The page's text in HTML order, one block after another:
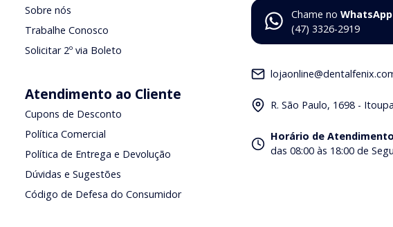
Sobre nós
Trabalhe Conosco
Solicitar 2º via Boleto
Atendimento ao Cliente
Cupons de Desconto
Política Comercial
Política de Entrega e Devolução
Dúvidas e Sugestões
Código de Defesa do Consumidor
Chame no WhatsApp
(47) 3326-2919
R. São Paulo, 1698 -
Horário de Atendimento
das 08:00 às 18:00 de